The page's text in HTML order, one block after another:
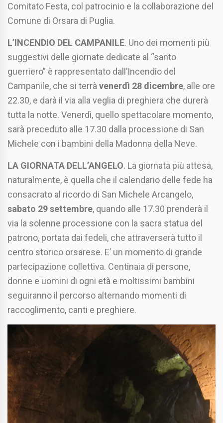
Comitato Festa, col patrocinio e la collaborazione del
Comune di Orsara di Puglia.
L’INCENDIO DEL CAMPANILE. Uno dei momenti più
suggestivi delle giornate dedicate al “santo
guerriero” è rappresentato dall’Incendio del
Campanile, che si terrà venerdì 28 dicembre, alle ore
22.30, e darà il via alla veglia di preghiera che durerà
tutta la notte. Venerdì, quello spettacolare momento,
sarà preceduto alle 17.30 dalla processione di San
Michele con i bambini della Madonna della Neve.
LA GIORNATA DELL’ANGELO. La giornata più attesa,
naturalmente, è quella che il calendario delle fede ha
consacrato al ricordo di San Michele Arcangelo,
sabato 29 settembre, quando alle 17.30 prenderà il
via la solenne processione con la sacra statua del
patrono, portata dai fedeli, che attraverserà tutto il
centro storico orsarese. E’ un momento di grande
partecipazione collettiva. Centinaia di persone,
donne e uomini di ogni età e moltissimi bambini
seguiranno il percorso alternando momenti di
raccoglimento, canti e preghiere.